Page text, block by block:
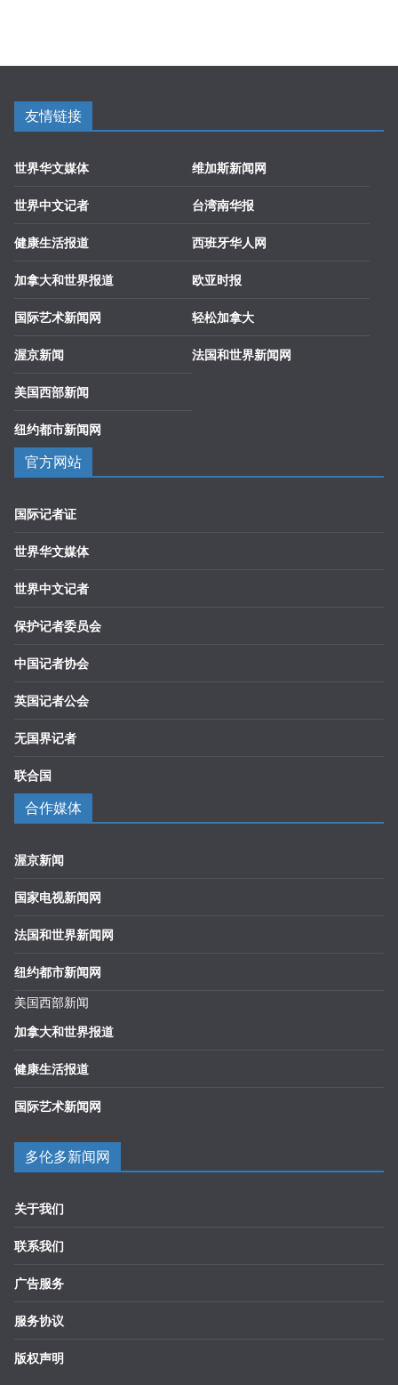
友情链接
世界华文媒体
世界中文记者
健康生活报道
加拿大和世界报道
国际艺术新闻网
渥京新闻
美国西部新闻
纽约都市新闻网
维加斯新闻网
台湾南华报
西班牙华人网
欧亚时报
轻松加拿大
法国和世界新闻网
官方网站
国际记者证
世界华文媒体
世界中文记者
保护记者委员会
中国记者协会
英国记者公会
无国界记者
联合国
合作媒体
渥京新闻
国家电视新闻网
法国和世界新闻网
纽约都市新闻网
美国西部新闻
加拿大和世界报道
健康生活报道
国际艺术新闻网
多伦多新闻网
关于我们
联系我们
广告服务
服务协议
版权声明